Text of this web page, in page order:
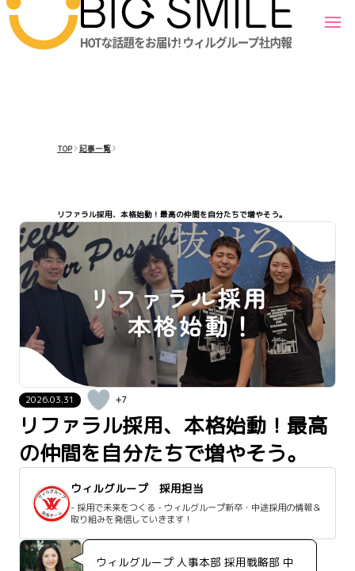
TOP 記事一覧
リファラル採用、本格始動！最高の仲間を自分たちで増やそう。
2026.03.31 +7
リファラル採用、本格始動！最高
の仲間を自分たちで増やそう。
ウィルグループ 採用担当
- 採用で未来をつくる - ウィルグループ新卒・中途採用の情報＆
取り組みを発信していきます！
ウィルグループ 人事本部 採用戦略部 中